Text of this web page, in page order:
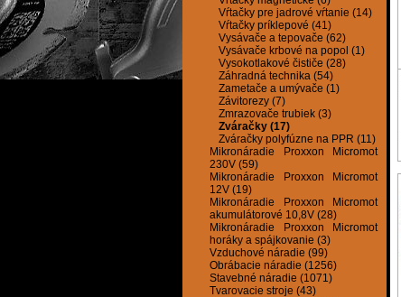
Vŕtačky pre jadrové vŕtanie (14)
Vŕtačky príklepové (41)
Vysávače a tepovače (62)
Vysávače krbové na popol (1)
Vysokotlakové čističe (28)
Záhradná technika (54)
Zametače a umývače (1)
Závitorezy (7)
Zmrazovače trubiek (3)
Zváračky (17)
Zváračky polyfúzne na PPR (11)
Mikronáradie Proxxon Micromot
230V (59)
Mikronáradie Proxxon Micromot
12V (19)
Mikronáradie Proxxon Micromot
akumulátorové 10,8V (28)
Mikronáradie Proxxon Micromot
horáky a spájkovanie (3)
Vzduchové náradie (99)
Obrábacie náradie (1256)
Stavebné náradie (1071)
Tvarovacie stroje (43)